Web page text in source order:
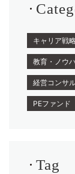
キャリア戦
教育・ノウ
経営コンサ
PEファンド
Tag